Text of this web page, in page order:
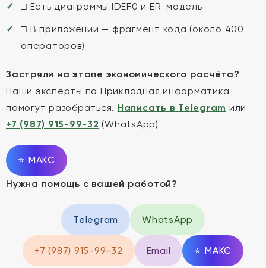
□ Есть диаграммы IDEF0 и ER-модель
□ В приложении — фрагмент кода (около 400
операторов)
Застряли на этапе экономического расчёта?
Наши эксперты по Прикладная информатика
помогут разобраться. Написать в Telegram или
+7 (987) 915-99-32 (WhatsApp)
⭐ MAКС
Нужна помощь с вашей работой?
Telegram WhatsApp
+7 (987) 915-99-32 Email ⭐ MAКС